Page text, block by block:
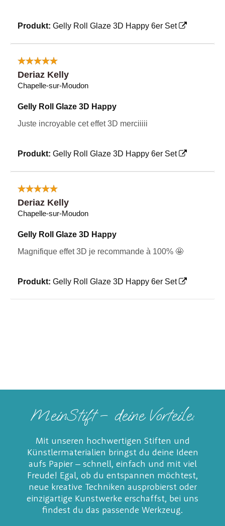
Produkt: Gelly Roll Glaze 3D Happy 6er Set
Deriaz Kelly
Chapelle-sur-Moudon
Gelly Roll Glaze 3D Happy
Juste incroyable cet effet 3D merciiiii
Produkt: Gelly Roll Glaze 3D Happy 6er Set
Deriaz Kelly
Chapelle-sur-Moudon
Gelly Roll Glaze 3D Happy
Magnifique effet 3D je recommande à 100% 🤩
Produkt: Gelly Roll Glaze 3D Happy 6er Set
MeinStift – deine Vorteile:
Mit unseren hochwertigen Stiften und
Künstlermaterialien bringst du deine Ideen
aufs Papier – schnell, einfach und mit viel
Freude! Egal, ob du entspannen möchtest,
neue kreative Techniken ausprobierst oder
einzigartige Kunstwerke erschaffst, bei uns
findest du das passende Werkzeug.